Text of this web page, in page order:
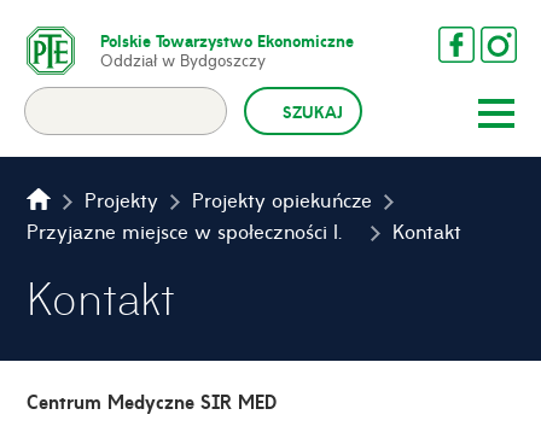
Polskie Towarzystwo Ekonomiczne
Oddział w Bydgoszczy
Projekty
Projekty opiekuńcze
Przyjazne miejsce w społeczności lokalnej – II edycja
Kontakt
Kontakt
Centrum Medyczne SIR MED